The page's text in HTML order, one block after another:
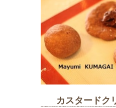
カスタード